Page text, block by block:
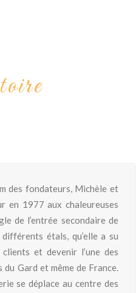
des fondateurs, Michèle et
en 1977 aux chaleureuses
de l’entrée secondaire de
étals, qu’elle a su
et devenir l’une des
Gard et même de France.
se déplace au centre des